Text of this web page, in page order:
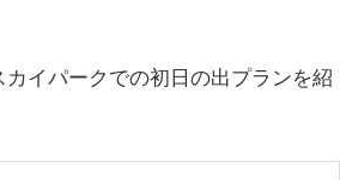
イパークでの初日の出プランを紹